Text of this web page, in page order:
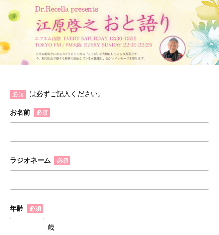
必須 は必ずご記入ください。
お名前 必須
ラジオネーム 必須
年齢 必須
歳